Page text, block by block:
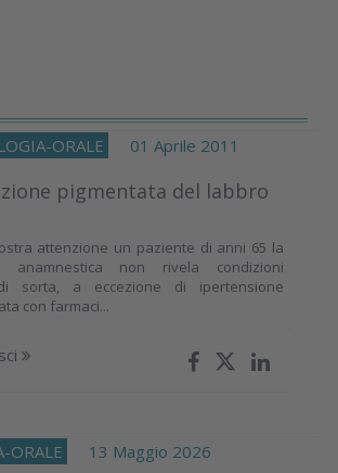
ORALE 01 Aprile 2011
pigmentata del labbro
attenzione un paziente di anni 65 la
anamnestica non rivela condizioni
sorta, a eccezione di ipertensione
con farmaci...
ORALE 13 Maggio 2026